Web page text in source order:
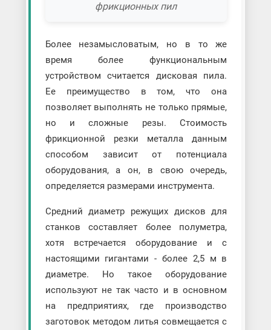
фрикционных пил
Более незамысловатым, но в то же
время более функциональным
устройством считается дисковая пила.
Ее преимущество в том, что она
позволяет выполнять не только прямые,
но и сложные резы. Стоимость
фрикционной резки металла данным
способом зависит от потенциала
оборудования, а он, в свою очередь,
определяется размерами инструмента.
Средний диаметр режущих дисков для
станков составляет более полуметра,
хотя встречается оборудование и с
настоящими гигантами - более 2,5 м в
диаметре. Но такое оборудование
используют не так часто и в основном
на предприятиях, где производство
заготовок методом литья совмещается с